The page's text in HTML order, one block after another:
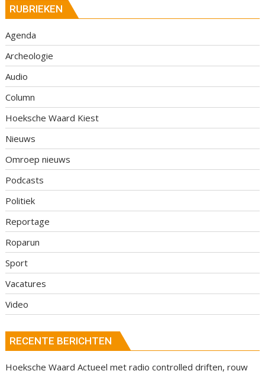
RUBRIEKEN
Agenda
Archeologie
Audio
Column
Hoeksche Waard Kiest
Nieuws
Omroep nieuws
Podcasts
Politiek
Reportage
Roparun
Sport
Vacatures
Video
RECENTE BERICHTEN
Hoeksche Waard Actueel met radio controlled driften, rouw